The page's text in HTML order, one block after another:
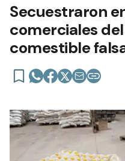
Secuestraron
comerciales
comestible